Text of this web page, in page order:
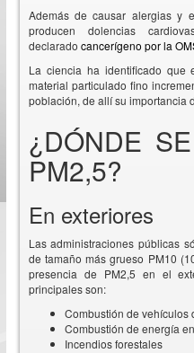
Además de causar alergias y
producen dolencias
declarado cancerígeno por la
La ciencia ha identificado que
material particulado fino
población, de allí su importancia
¿DÓNDE
PM2,5?
En exteriores
Las administraciones públicas
de tamaño más grueso PM10
presencia de PM2,5 en el
principales son:
Combustión de vehículos
Combustión de energía
Incendios forestales